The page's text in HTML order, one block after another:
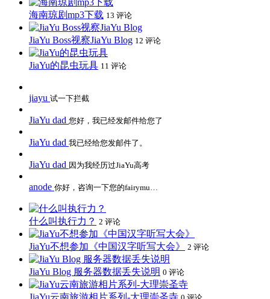
海南琼剧mp3下载 13 评论
JiaYu Boss视察JiaYu Blog 12 评论
JiaYu的昆虫玩具 11 评论
jiayu 试一下拦截
JiaYu dad 您好，我已经发邮件给您了
JiaYu dad 我已经给您发邮件了。
JiaYu dad 因为我经历过JiaYu高考
anode 你好，咨询一下您的fairymu…
什么叫执行力？ 2 评论
JiaYu不想参加《中国汉字听写大会》 2 评论
JiaYu Blog 服务器数据丢失说明 0 评论
JiaYu云南旅游相片系列-大理崇圣寺